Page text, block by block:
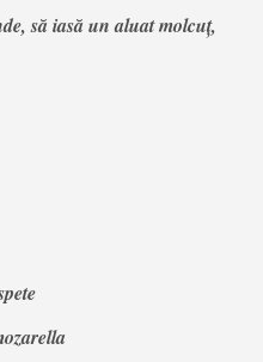
să iasă un aluat molcuţ,